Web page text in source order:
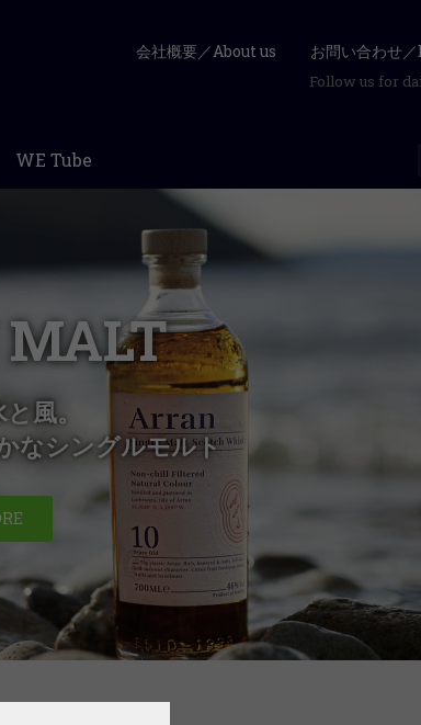
会社概要／About us お問い合わせ
Follow us for
WE Tube
風。
なシングルモルト